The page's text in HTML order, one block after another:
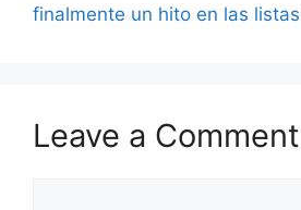
finalmente un hito en las listas
Leave a Comment